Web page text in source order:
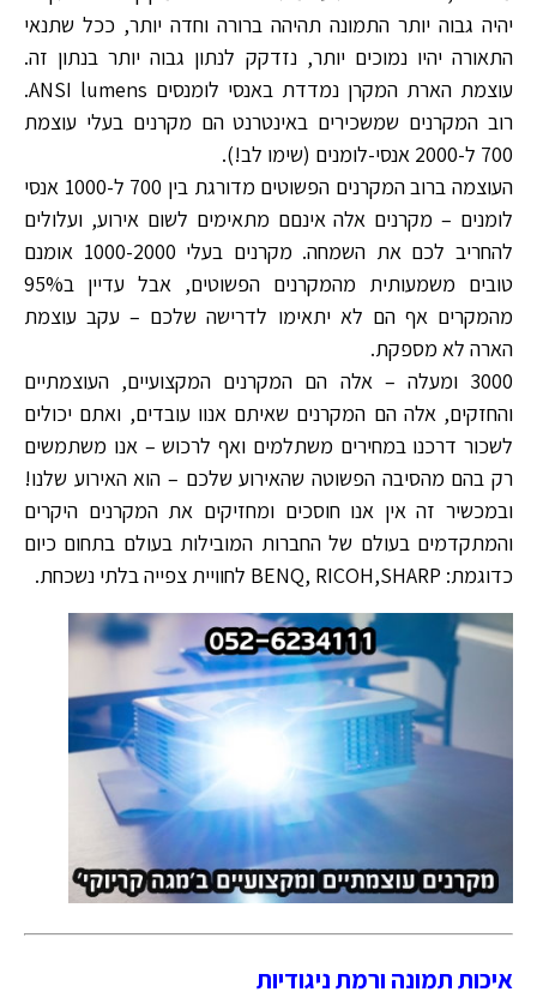
יהיה גבוה יותר התמונה תהיהה ברורה וחדה יותר, ככל שתנאי
התאורה יהיו נמוכים יותר, נזדקק לנתון גבוה יותר בנתון זה.
עוצמת הארת המקרן נמדדת באנסי לומנסים ANSI lumens.
רוב המקרנים שמשכירים באינטרנט הם מקרנים בעלי עוצמת
700 ל-2000 אנסי-לומנים (שימו לב!).
העוצמה ברוב המקרנים הפשוטים מדורגת בין 700 ל-1000 אנסי
לומנים – מקרנים אלה אינםם מתאימים לשום אירוע, ועלולים
להחריב לכם את השמחה. מקרנים בעלי 1000-2000 אומנם
טובים משמעותית מהמקרנים הפשוטים, אבל עדיין ב95%
מהמקרים אף הם לא יתאימו לדרישה שלכם – עקב עוצמת
הארה לא מספקת.
3000 ומעלה – אלה הם המקרנים המקצועיים, העוצמתיים
והחזקים, אלה הם המקרנים שאיתם אנוו עובדים, ואתם יכולים
לשכור דרכנו במחירים משתלמים ואף לרכוש – אנו משתמשים
רק בהם מהסיבה הפשוטה שהאירוע שלכם – הוא האירוע שלנו!
ובמכשיר זה אין אנו חוסכים ומחזיקים את המקרנים היקרים
והמתקדמים בעולם של החברות המובילות בעולם בתחום כיום
כדוגמת: BENQ, RICOH,SHARP לחוויית צפייה בלתי נשכחת.
איכות תמונה ורמת ניגודיות